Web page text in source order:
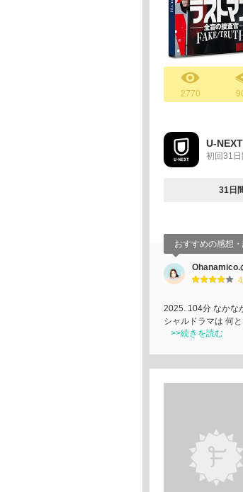
2770
U-NEXT
初回31
31日
おすすめの感想
Ohanamico.
2025. 104分 なかな
シャルドラマは 何
>>続きを読む